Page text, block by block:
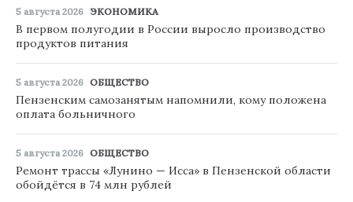
5 августа 2026 ЭКОНОМИКА
В первом полугодии в России выросло производство
продуктов питания
5 августа 2026 ОБЩЕСТВО
Пензенским самозанятым напомнили, кому положена
оплата больничного
5 августа 2026 ОБЩЕСТВО
Ремонт трассы «Лунино — Исса» в Пензенской области
обойдётся в 74 млн рублей